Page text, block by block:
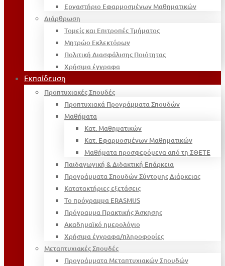
Εργαστήριο Εφαρμοσμένων Μαθηματικών
Διάρθρωση
Τομείς και Επιτροπές Τμήματος
Μητρώο Εκλεκτόρων
Πολιτική Διασφάλισης Ποιότητας
Χρήσιμα έγγραφα
Εκπαίδευση
Προπτυχιακές Σπουδές
Προπτυχιακά Προγράμματα Σπουδών
Μαθήματα
Κατ. Μαθηματικών
Κατ. Εφαρμοσμένων Μαθηματικών
Μαθήματα προσφερόμενα από τη ΣΘΕΤΕ
Παιδαγωγική & Διδακτική Επάρκεια
Προγράμματα Σπουδών Σύντομης Διάρκειας
Κατατακτήριες εξετάσεις
Το πρόγραμμα ERASMUS
Πρόγραμμα Πρακτικής Άσκησης
Ακαδημαϊκό ημερολόγιο
Χρήσιμα έγγραφα/πληροφορίες
Μεταπτυχιακές Σπουδές
Προγράμματα Μεταπτυχιακών Σπουδών